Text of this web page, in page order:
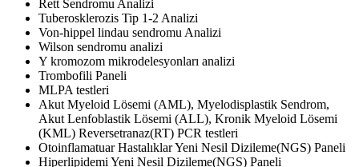
Rett Sendromu Analizi
Tuberosklerozis Tip 1-2 Analizi
Von-hippel lindau sendromu Analizi
Wilson sendromu analizi
Y kromozom mikrodelesyonları analizi
Trombofili Paneli
MLPA testleri
Akut Myeloid Lösemi (AML), Myelodisplastik Sendrom,
Akut Lenfoblastik Lösemi (ALL), Kronik Myeloid Lösemi
(KML) Reversetranaz(RT) PCR testleri
Otoinflamatuar Hastalıklar Yeni Nesil Dizileme(NGS) Paneli
Hiperlipidemi Yeni Nesil Dizileme(NGS) Paneli